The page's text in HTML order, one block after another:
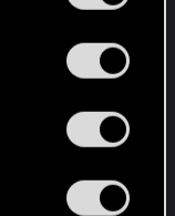
メ演出（カ